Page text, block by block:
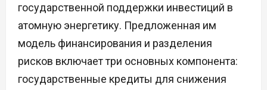
государственной поддержки инвестиций в
атомную энергетику. Предложенная им
модель финансирования и разделения
рисков включает три основных компонента:
государственные кредиты для снижения